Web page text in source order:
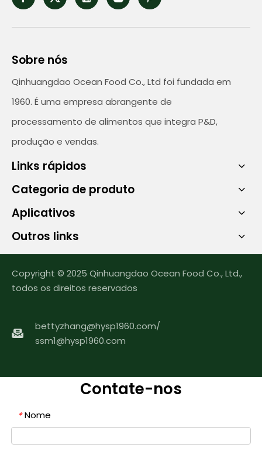
Sobre nós
Qinhuangdao Ocean Food Co., Ltd foi fundada em
1960. É uma empresa abrangente de
processamento de alimentos que integra P&D,
produção e vendas.
Links rápidos
Categoria de produto
Aplicativos
Outros links
Copyright © 2025 Qinhuangdao Ocean Food Co., Ltd.,
todos os direitos reservados
bettyzhang@hysp1960.com/
ssm1@hysp1960.com
Contate-nos
* Nome